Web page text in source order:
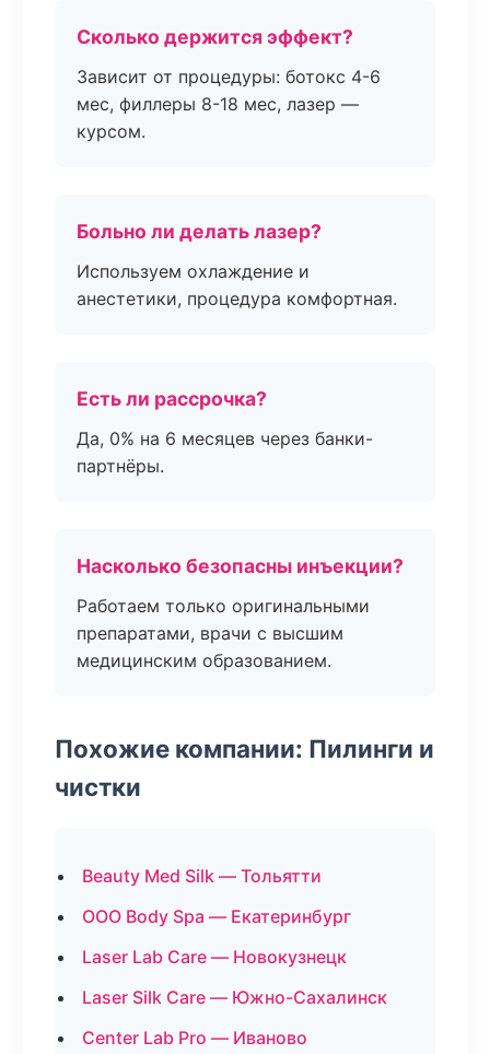
Сколько держится эффект?
Зависит от процедуры: ботокс 4-6
мес, филлеры 8-18 мес, лазер —
курсом.
Больно ли делать лазер?
Используем охлаждение и
анестетики, процедура комфортная.
Есть ли рассрочка?
Да, 0% на 6 месяцев через банки-
партнёры.
Насколько безопасны инъекции?
Работаем только оригинальными
препаратами, врачи с высшим
медицинским образованием.
Похожие компании: Пилинги и
чистки
Beauty Med Silk — Тольятти
ООО Body Spa — Екатеринбург
Laser Lab Care — Новокузнецк
Laser Silk Care — Южно-Сахалинск
Center Lab Pro — Иваново